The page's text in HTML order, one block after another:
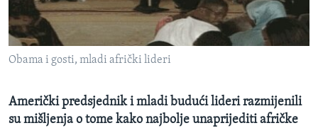
MAGAZIN
O GLASU AMERIKE
PRATITE NAS
Obama i gosti, mladi afrički lideri
Američki predsjednik i mladi budući lideri razmijenili
su mišljenja o tome kako najbolje unaprijediti afričke